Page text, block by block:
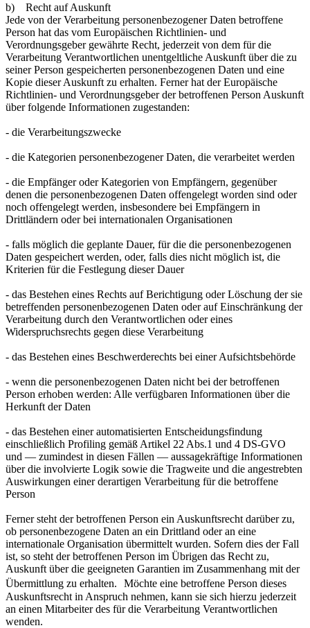
b) Recht auf Auskunft
Jede von der Verarbeitung personenbezogener Daten betroffene
Person hat das vom Europäischen Richtlinien- und
Verordnungsgeber gewährte Recht, jederzeit von dem für die
Verarbeitung Verantwortlichen unentgeltliche Auskunft über die zu
seiner Person gespeicherten personenbezogenen Daten und eine
Kopie dieser Auskunft zu erhalten. Ferner hat der Europäische
Richtlinien- und Verordnungsgeber der betroffenen Person Auskunft
über folgende Informationen zugestanden:
- die Verarbeitungszwecke
- die Kategorien personenbezogener Daten, die verarbeitet werden
- die Empfänger oder Kategorien von Empfängern, gegenüber
denen die personenbezogenen Daten offengelegt worden sind oder
noch offengelegt werden, insbesondere bei Empfängern in
Drittländern oder bei internationalen Organisationen
- falls möglich die geplante Dauer, für die die personenbezogenen
Daten gespeichert werden, oder, falls dies nicht möglich ist, die
Kriterien für die Festlegung dieser Dauer
- das Bestehen eines Rechts auf Berichtigung oder Löschung der sie
betreffenden personenbezogenen Daten oder auf Einschränkung der
Verarbeitung durch den Verantwortlichen oder eines
Widerspruchsrechts gegen diese Verarbeitung
- das Bestehen eines Beschwerderechts bei einer Aufsichtsbehörde
- wenn die personenbezogenen Daten nicht bei der betroffenen
Person erhoben werden: Alle verfügbaren Informationen über die
Herkunft der Daten
- das Bestehen einer automatisierten Entscheidungsfindung
einschließlich Profiling gemäß Artikel 22 Abs.1 und 4 DS-GVO
und — zumindest in diesen Fällen — aussagekräftige Informationen
über die involvierte Logik sowie die Tragweite und die angestrebten
Auswirkungen einer derartigen Verarbeitung für die betroffene
Person
Ferner steht der betroffenen Person ein Auskunftsrecht darüber zu,
ob personenbezogene Daten an ein Drittland oder an eine
internationale Organisation übermittelt wurden. Sofern dies der Fall
ist, so steht der betroffenen Person im Übrigen das Recht zu,
Auskunft über die geeigneten Garantien im Zusammenhang mit der
Übermittlung zu erhalten. Möchte eine betroffene Person dieses
Auskunftsrecht in Anspruch nehmen, kann sie sich hierzu jederzeit
an einen Mitarbeiter des für die Verarbeitung Verantwortlichen
wenden.